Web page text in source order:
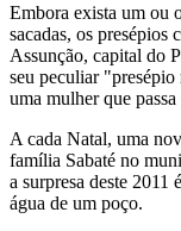
Embora exista um ou
sacadas, os presépios
Assunção, capital do
seu peculiar
uma mulher que passa
A cada Natal, uma
família Sabaté no
a surpresa deste
água de um poço.